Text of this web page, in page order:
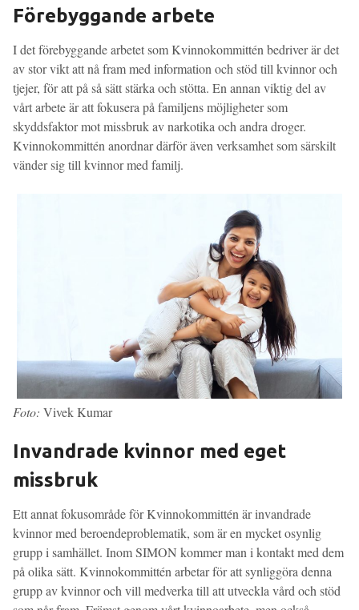
Förebyggande arbete
I det förebyggande arbetet som Kvinnokommittén bedriver är det
av stor vikt att nå fram med information och stöd till kvinnor och
tjejer, för att på så sätt stärka och stötta. En annan viktig del av
vårt arbete är att fokusera på familjens möjligheter som
skyddsfaktor mot missbruk av narkotika och andra droger.
Kvinnokommittén anordnar därför även verksamhet som särskilt
vänder sig till kvinnor med familj.
Foto: Vivek Kumar
Invandrade kvinnor med eget
missbruk
Ett annat fokusområde för Kvinnokommittén är invandrade
kvinnor med beroendeproblematik, som är en mycket osynlig
grupp i samhället. Inom SIMON kommer man i kontakt med dem
på olika sätt. Kvinnokommittén arbetar för att synliggöra denna
grupp av kvinnor och vill medverka till att utveckla vård och stöd